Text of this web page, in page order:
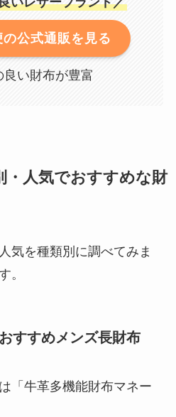
公式通販を見る
い財布が豊富
・人気でおすすめな財
気を種類別に調べてみま
。
すすめメンズ長財布
「牛革多機能財布マネー